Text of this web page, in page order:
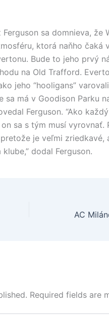
sa domnieva, že
ktorá naňho čaká
Bude to jeho prvý
na Old Trafford.
jeho “hooligans”
má v Goodison Parku
Ferguson. “Ako
sa s tým musí vyrovnať.
je veľmi zriedkavé,
dodal Ferguson.
Required fields are